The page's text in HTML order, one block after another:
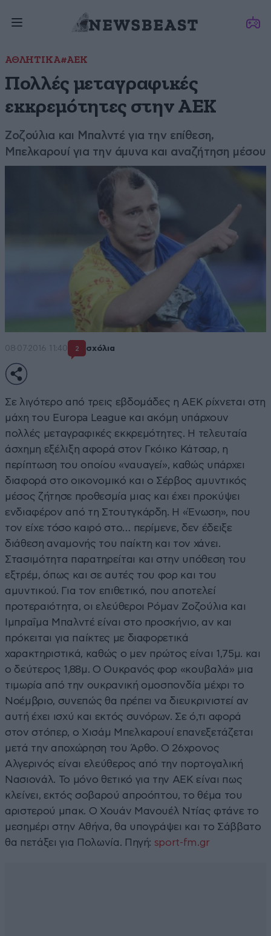
ΑΘΛΗΤΙΚΑ#ΑΕΚ
Πολλές μεταγραφικές
εκκρεμότητες στην ΑΕΚ
Ζοζούλια και Μπαλντέ για την επίθεση,
Μπελκαρουί για την άμυνα και αναζήτηση μέσου
08·07·2016 11:40 2 σχόλια
Σε λιγότερο από τρεις εβδομάδες η ΑΕΚ ρίχνεται στη
μάχη του Europa League και ακόμη υπάρχουν
πολλές μεταγραφικές εκκρεμότητες. Η τελευταία
άσχημη εξέλιξη αφορά στον Γκόικο Κάτσαρ, η
περίπτωση του οποίου «ναυαγεί», καθώς υπάρχει
διαφορά στο οικονομικό και ο Σέρβος αμυντικός
μέσος ζήτησε προθεσμία μιας και έχει προκύψει
ενδιαφέρον από τη Στουτγκάρδη. Η «Ένωση», που
τον είχε τόσο καιρό στο… περίμενε, δεν έδειξε
διάθεση αναμονής του παίκτη και τον χάνει.
Στασιμότητα παρατηρείται και στην υπόθεση του
εξτρέμ, όπως και σε αυτές του φορ και του
αμυντικού. Για τον επιθετικό, που αποτελεί
προτεραιότητα, οι ελεύθεροι Ρόμαν Ζοζούλια και
Ιμπραΐμα Μπαλντέ είναι στο προσκήνιο, αν και
πρόκειται για παίκτες με διαφορετικά
χαρακτηριστικά, καθώς ο μεν πρώτος είναι 1,75μ. και
ο δεύτερος 1,88μ. Ο Ουκρανός φορ «κουβαλά» μια
τιμωρία από την ουκρανική ομοσπονδία μέχρι το
Νοέμβριο, συνεπώς θα πρέπει να διευκρινιστεί αν
αυτή έχει ισχύ και εκτός συνόρων. Σε ό,τι αφορά
στον στόπερ, ο Χισάμ Μπελκαρουί επανεξετάζεται
μετά την αποχώρηση του Άρθο. Ο 26χρονος
Αλγερινός είναι ελεύθερος από την πορτογαλική
Νασιονάλ. Το μόνο θετικό για την ΑΕΚ είναι πως
κλείνει, εκτός σοβαρού απροόπτου, το θέμα του
αριστερού μπακ. Ο Χουάν Μανουέλ Ντίας φτάνε το
μεσημέρι στην Αθήνα, θα υπογράψει και το Σάββατο
θα πετάξει για Πολωνία. Πηγή: sport-fm.gr